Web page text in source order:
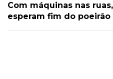
Com máquinas nas
esperam fim do poeirão